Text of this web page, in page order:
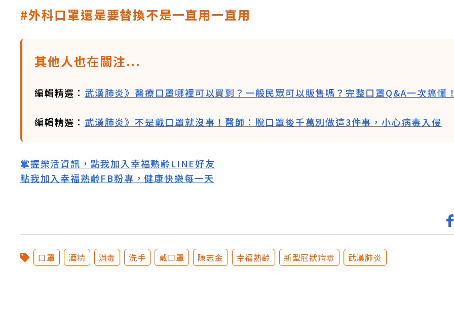
#外科口罩還是要替換不是一直用一直用
其他人也在關注...
編輯精選： 武漢肺炎》醫療口罩哪裡可以買到？一般民眾可以販售嗎？完整口罩Q&A一次搞懂
編輯精選： 武漢肺炎》不是戴口罩就沒事！醫師：脫口罩後千萬別做這3件事，小心病毒入侵
掌握樂活資訊，點我加入幸福熟齡LINE好友
點我加入幸福熟齡FB粉專，健康快樂每一天
口罩 酒精 消毒 洗手 戴口罩 陳志金 幸福熟齡 新型冠狀病毒 武漢肺炎